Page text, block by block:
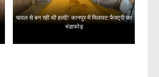
चावल से बन रही थी हल्दी! कानपुर में मिलावट फैक्ट्री का
भंडाफोड़